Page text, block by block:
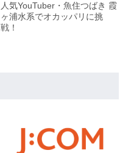
人気YouTuber・魚住つばき 霞
ヶ浦水系でオカッパリに挑
戦！